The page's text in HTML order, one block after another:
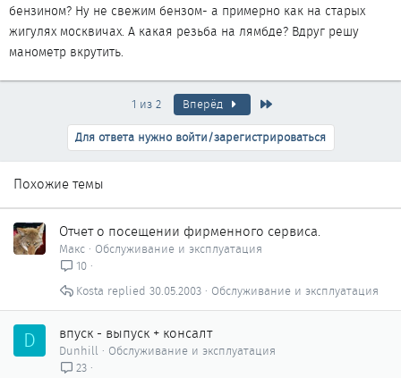
бензином? Ну не свежим бензом- а примерно как на старых
жигулях москвичах. А какая резьба на лямбде? Вдруг решу
манометр вкрутить.
1 из 2 Вперёд
Для ответа нужно войти/зарегистрироваться
Похожие темы
Отчет о посещении фирменного сервиса.
Макс
Обслуживание и эксплуатация
10
Обслуживание и эксплуатация
30.05.2003
Kosta
D впуск - выпуск + консалт
Dunhill
Обслуживание и эксплуатация
23